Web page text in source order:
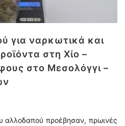
για ναρκωτικά και
στη Χίο –
στο Μεσολόγγι –
αλλοδαπού προέβησαν, πρωινές